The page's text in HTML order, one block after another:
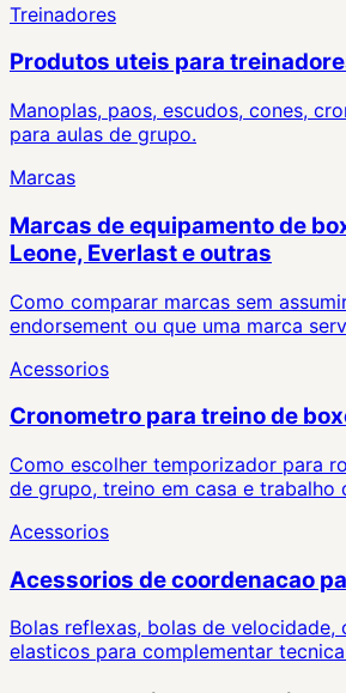
Treinadores
Produtos uteis para
Manoplas, paos, escudos, cones,
para aulas de grupo.
Marcas
Marcas de equipamento de
Leone, Everlast e outras
Como comparar marcas sem
endorsement ou que uma marca
Acessorios
Cronometro para treino de
Como escolher temporizador para
de grupo, treino em casa e trabalho
Acessorios
Acessorios de coordenacao
Bolas reflexas, bolas de velocidade,
elasticos para complementar